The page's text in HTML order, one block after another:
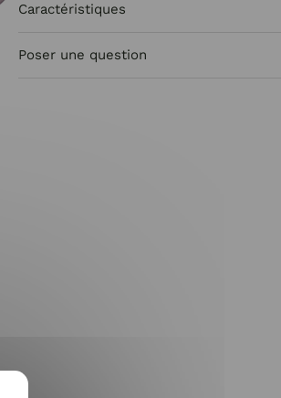
Caractéristiques
Poser une question